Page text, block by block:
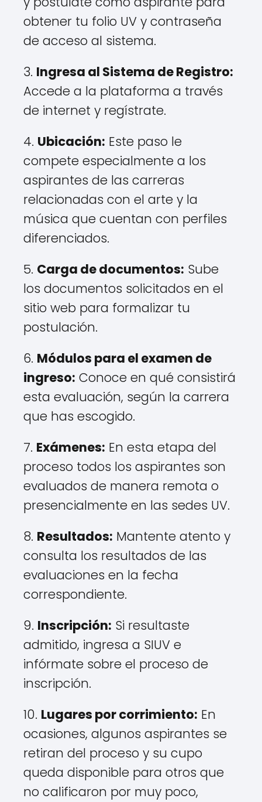
obtener tu folio UV y contraseña
de acceso al sistema.
3. Ingresa al Sistema de Registro:
Accede a la plataforma a través
de internet y regístrate.
4. Ubicación: Este paso le
compete especialmente a los
aspirantes de las carreras
relacionadas con el arte y la
música que cuentan con perfiles
diferenciados.
5. Carga de documentos: Sube
los documentos solicitados en el
sitio web para formalizar tu
postulación.
6. Módulos para el examen de
ingreso: Conoce en qué consistirá
esta evaluación, según la carrera
que has escogido.
7. Exámenes: En esta etapa del
proceso todos los aspirantes son
evaluados de manera remota o
presencialmente en las sedes UV.
8. Resultados: Mantente atento y
consulta los resultados de las
evaluaciones en la fecha
correspondiente.
9. Inscripción: Si resultaste
admitido, ingresa a SIUV e
infórmate sobre el proceso de
inscripción.
10. Lugares por corrimiento: En
ocasiones, algunos aspirantes se
retiran del proceso y su cupo
queda disponible para otros que
no calificaron por muy poco,